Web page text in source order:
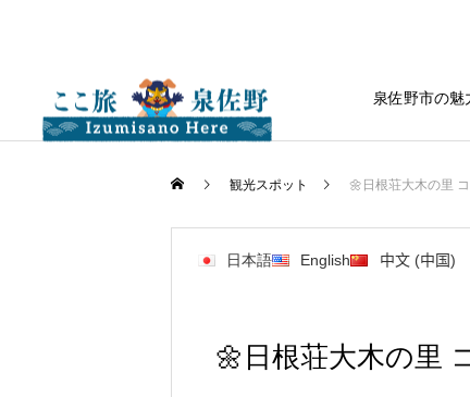
泉佐野市の魅
観光スポット 🌼日根荘大木の里
日本語 English 中文 (中国)
🌼日根荘大木の里